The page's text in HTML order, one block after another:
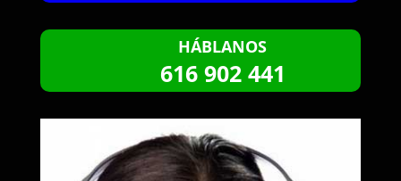
HÁBLANOS
616 902 441